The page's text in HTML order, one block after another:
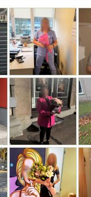
КОРОБКА В ФОРМЕ СЕРДЦА
RAFFAELLO 900ГР
65.00€